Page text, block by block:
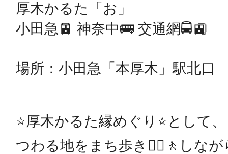
厚木かるた「お」
小田急🚈 神奈中🚌 交通網🚍🚉
場所：小田急「本厚木」駅北口
⭐️厚木かるた縁めぐり⭐️として
つわる地をまち歩き🚶‍♀️🚶しな
鴻巣